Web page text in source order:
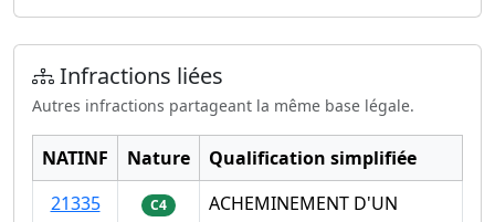
Infractions liées
Autres infractions partageant la même base légale.
NATINF Nature
Qualification simplifiée
21335
C4
ACHEMINEMENT D'UN